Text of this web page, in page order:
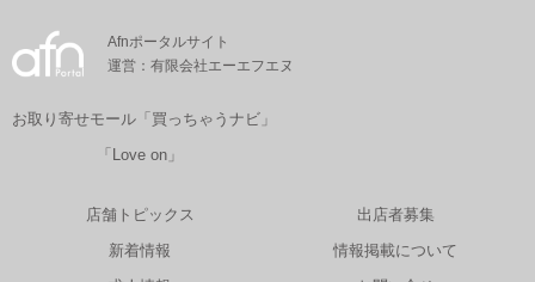
Afnポータルサイト
運営：有限会社エーエフエヌ
お取り寄せモール「買っちゃうナビ」
「Love on」
店舗トピックス
新着情報
出店者募集
情報掲載について